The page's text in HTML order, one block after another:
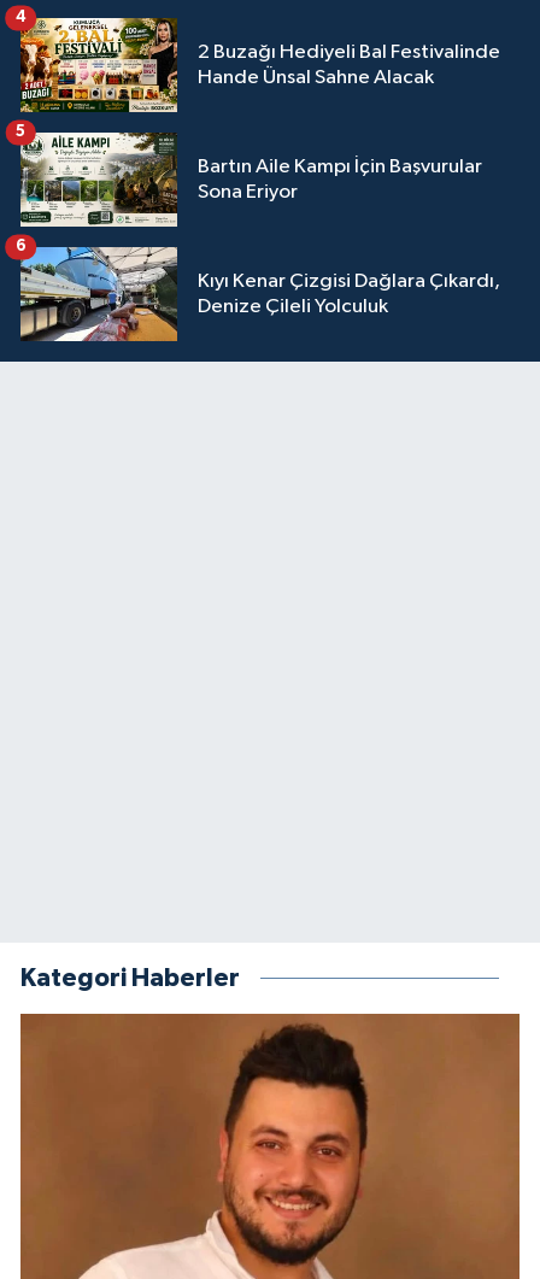
2 Buzağı Hediyeli Bal Festivalinde
Hande Ünsal Sahne Alacak
4
Bartın Aile Kampı İçin Başvurular
Sona Eriyor
5
Kıyı Kenar Çizgisi Dağlara Çıkardı,
Denize Çileli Yolculuk
6
Kategori Haberler